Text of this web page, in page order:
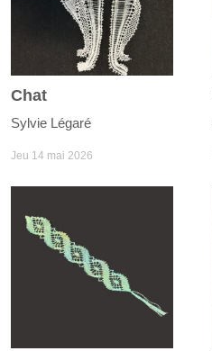
Chat
Sylvie Légaré
Jeu 14 mai 2026